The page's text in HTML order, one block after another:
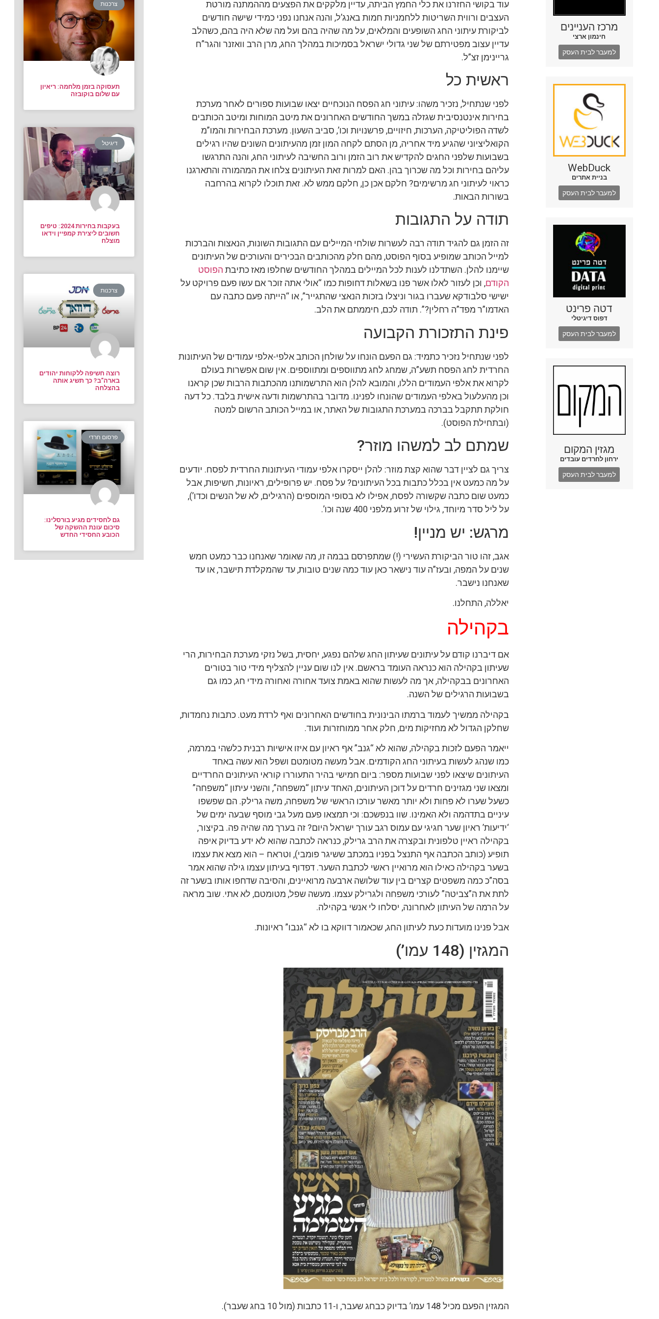
מרכז העניינים
חינמון ארצי
למעבר לבית העסק
WebDuck
בניית אתרים
למעבר לבית העסק
דטה פרינט
דפוס דיגיטלי
למעבר לבית העסק
מגזין המקום
ירחון לחרדים עובדים
למעבר לבית העסק
עוד בקושי החזרנו את כלי החמץ הביתה, עדיין מלקקים את הפצעים מההמתנה מורטת
העצבים ורווית השריטות ללחמניות חמות באנג’ל, והנה אנחנו נפני כמידי שישה חודשים
לביקורת עיתוני החג השופעים והמלאים, על מה שהיה בהם ועל מה שלא היה בהם, כשהלב
עדיין עצוב מפטירתם של שני גדולי ישראל בסמיכות במהלך החג, מרן הרב וואזנר והגר”ח
גריינימן זצ”ל.
ראשית כל
לפני שנתחיל, נזכיר משהו: עיתוני חג הפסח הנוכחיים יצאו שבועות ספורים לאחר מערכת
בחירות אינטנסיבית שגזלה במשך החודשים האחרונים את מיטב המוחות ומיטב הכותבים
לשדה הפוליטיקה, הערכות, חיזויים, פרשנויות וכו’, סביב השעון. מערכת הבחירות והמו”מ
הקואליציוני שהגיע מיד אחריה, מן הסתם לקחה המון זמן מהעיתונים השונים שהיו רגילים
בשבועות שלפני החגים להקדיש את רוב הזמן ורוב החשיבה לעיתוני החג, והנה התרגשו
עליהם בחירות וכל מה שכרוך בהן. האם למרות זאת העיתונים צלחו את המהמורה והתארגנו
כראוי לעיתוני חג מרשימים? חלקם אכן כן, חלקם ממש לא. זאת תוכלו לקרוא בהרחבה
בשורות הבאות.
תודה על התגובות
זה הזמן גם להגיד תודה רבה לעשרות שולחי המיילים עם התגובות השונות, הנאצות והברכות
למייל הכותב שמופיע בסוף הפוסט, מהם חלק מהכותבים הבכירים והעורכים של העיתונים
שיימנו להלן. השתדלנו לענות לכל המיילים במהלך החודשים שחלפו מאז כתיבת הפוסט
הקודם, וכן לעזור לאלו אשר פנו בשאלות דחופות כמו “אולי אתה זוכר אם עשו פעם פרויקט על
ישישי סלבודקא שעברו בגור וניצלו בזכות הנאצי שהתגייר”, או “הייתה פעם כתבה עם
האדמו”ר מפד”ה רחלין?”. תודה לכם, חיממתם את הלב.
פינת התזכורת הקבועה
לפני שנתחיל נזכיר כתמיד: גם הפעם הונחו על שולחן הכותב אלפי-אלפי עמודים של העיתונות
החרדית לחג הפסח תשע”ה, שמחג לחג מתווספים ומתווספים. אין שום אפשרות בעולם
לקרוא את אלפי העמודים הללו, והמובא להלן הוא התרשמותנו מהכתבות הרבות שכן קראנו
וכן מהעלעול באלפי העמודים שהונחו לפנינו. מדובר בהתרשמות ודעה אישית בלבד. כל דעה
חולקת תתקבל בברכה במערכת התגובות של האתר, או במייל הכותב הרשום למטה
(ובתחילת הפוסט).
שמתם לב למשהו מוזר?
צריך גם לציין דבר שהוא קצת מוזר: להלן ייסקרו אלפי עמודי העיתונות החרדית לפסח. יודעים
על מה כמעט אין בכלל כתבות בכל העיתונים? על פסח. יש פרופילים, ראיונות, חשיפות, אבל
כמעט שום כתבה שקשורה לפסח, אפילו לא בסופי המוספים (הרגילים, לא של הנשים וכדו’),
על ליל סדר מיוחד, גילוי של זרוע מלפני 400 שנה וכו’.
מרגש: יש מניין!
אגב, זהו טור הביקורת העשירי (!) שמתפרסם בבמה זו, מה שאומר שאנחנו כבר כמעט חמש
שנים על המפה, ובעז”ה עוד נישאר כאן עוד כמה שנים טובות, עד שהמקלדת תישבר, או עד
שאנחנו נישבר.
יאללה, התחלנו.
בקהילה
אם דיברנו קודם על עיתונים שעיתון החג שלהם נפגע, יחסית, בשל נזקי מערכת הבחירות, הרי
שעיתון בקהילה הוא כנראה העומד בראשם. אין לנו שום עניין להצליף מידי טור בטורים
האחרונים בבקהילה, אך מה לעשות שהוא באמת צועד אחורה ואחורה מידי חג, כמו גם
בשבועות הרגילים של השנה.
בקהילה ממשיך לעמוד ברמתו הבינונית בחודשים האחרונים ואף לרדת מעט. כתבות נחמדות,
שחלקן הגדול לא מחזיקות מים, חלק אחר ממוחזרות ועוד.
ייאמר הפעם לזכות בקהילה, שהוא לא “גנב” אף ראיון עם איזו אישיות רבנית כלשהי במרמה,
כמו שנהג לעשות בעיתוני החג הקודמים. אבל מעשה מטומטם ושפל הוא עשה באחד
העיתונים שיצאו לפני שבועות מספר: ביום חמישי בהיר התעוררו קוראי העיתונים החרדיים
ומצאו שני מגזינים חרדים על דוכן העיתונים, האחד עיתון “משפחה”, והשני עיתון “משפחה”
כשעל שערו לא פחות ולא יותר מאשר עורכו הראשי של משפחה, משה גרילק. הם שפשפו
עיניים בתדהמה ולא האמינו. שוו בנפשכם: וכי תמצאו פעם מעל גבי מוסף שבעה ימים של
‘ידיעות’ ראיון שער חגיגי עם עמוס רגב עורך ישראל היום? זה בערך מה שהיה פה. בקיצור,
בקהילה ראיין טלפונית ובקצרה את הרב גרילק, כנראה לכתבה שהוא לא ידע בדיוק איפה
תופיע (כותב הכתבה אף התנצל בפניו במכתב ששיגר פומבי), וטראח – הוא מצא את עצמו
בשער בקהילה כאילו הוא מרואיין ראשי לכתבת השער. דפדוף בעיתון עצמו גילה שהוא אמר
בסה”כ כמה משפטים קצרים בין עוד שלושה ארבעה מרואיינים, והסיבה שדחפו אותו בשער זה
לתת את ה”צביטה” לעורכי משפחה ולגרילק עצמו. מעשה שפל, מטומטם, לא אתי. שוב מראה
על הרמה של העיתון לאחרונה, יסלחו לי אנשי בקהילה.
אבל פנינו מועדות כעת לעיתון החג, שכאמור דווקא בו לא “גנבו” ראיונות.
המגזין (148 עמו’)
המגזין הפעם מכיל 148 עמו’ בדיוק כבחג שעבר, ו-11 כתבות (מול 10 בחג שעבר).
צרכנות
תעסוקה בזמן מלחמה: ריאיון
עם שלום בוקובזה
דיגיטל
בעקבות בחירות 2024: טיפים
חשובים ליצירת קמפיין וידאו
מוצלח
צרכנות
רוצה חשיפה ללקוחות יהודים
בארה”ב? כך תשיג אותה
בהצלחה
פרסום חרדי
גם לחסידים מגיע בורסלינו:
סיכום עונת ההשקה של
הכובע החסידי החדש